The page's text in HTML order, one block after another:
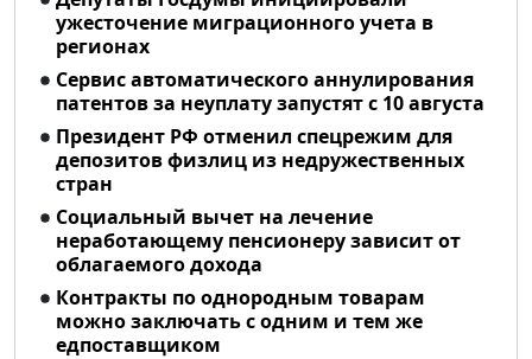
ужесточение миграционного учета в
регионах
Сервис автоматического аннулирования
патентов за неуплату запустят с 10 августа
Президент РФ отменил спецрежим для
депозитов физлиц из недружественных
стран
Социальный вычет на лечение
неработающему пенсионеру зависит от
облагаемого дохода
Контракты по однородным товарам
можно заключать с одним и тем же
едпоставщиком